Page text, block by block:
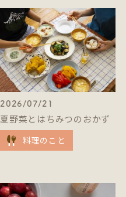
2026/07/21
夏野菜とはちみつのおかず
料理のこと